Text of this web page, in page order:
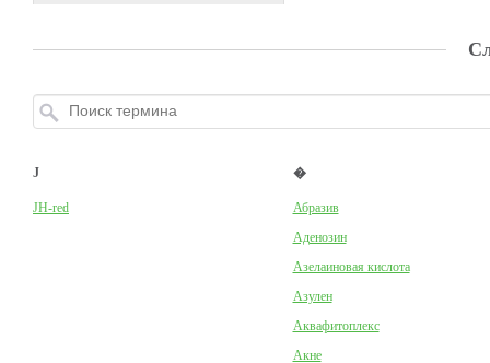
J
JH-red
�
Абразив
Аденозин
Азелаиновая кислота
Азулен
Аквафитоплекс
Акне